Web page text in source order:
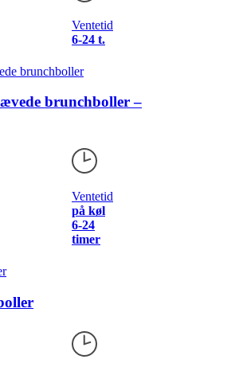
Ventetid
6-24 t.
brunchboller –
Ventetid
på køl
6-24
timer